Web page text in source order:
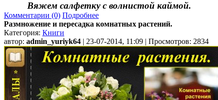
Вяжем салфетку с волнистой каймой.
Комментарии (0) Подробнее
Размножение и пересадка комнатных растений.
Категория: Книги
автор: admin_yuriyk64 | 23-07-2014, 11:09 | Просмотров: 2834